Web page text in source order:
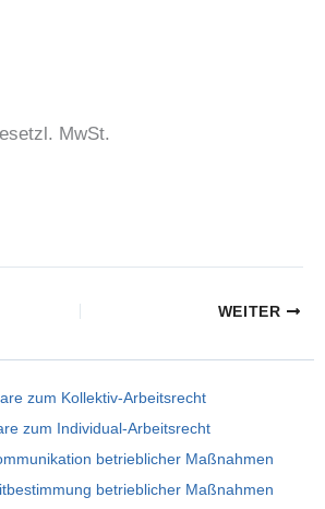
MwSt.
WEITER
zum Kollektiv-Arbeitsrecht
zum Individual-Arbeitsrecht
betrieblicher Maßnahmen
betrieblicher Maßnahmen